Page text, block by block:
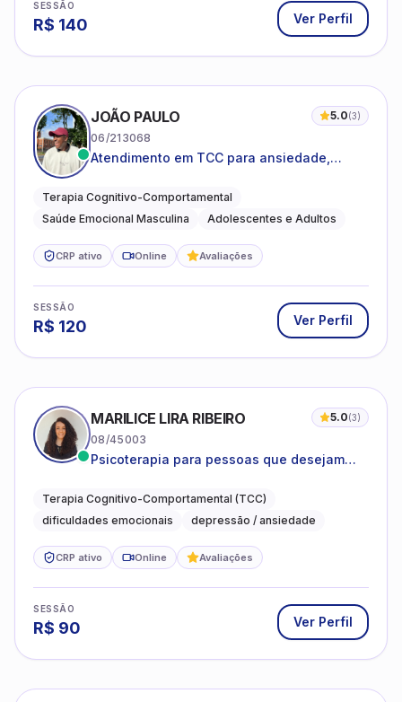
SESSÃO
R$ 140 Ver Perfil
JOÃO PAULO 5.0(3)
06/213068
Atendimento em TCC para ansiedade,
emocional
Terapia Cognitivo-Comportamental
Saúde Emocional Masculina
Adolescentes e Adultos
CRP ativo Online Avaliações
SESSÃO
R$ 120 Ver Perfil
MARILICE LIRA RIBEIRO 5.0(3)
08/45003
Psicoterapia para pessoas que desejam
dificuldades do dia a dia
Terapia Cognitivo-Comportamental (TCC)
dificuldades emocionais
depressão / ansiedade
CRP ativo Online Avaliações
SESSÃO
R$ 90 Ver Perfil